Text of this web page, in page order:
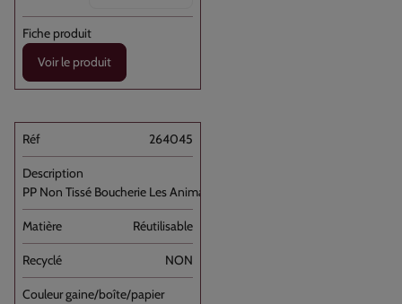
Voir le produit
264045
PP Non Tissé Boucherie Les Animaux [...]
Réutilisable
NON